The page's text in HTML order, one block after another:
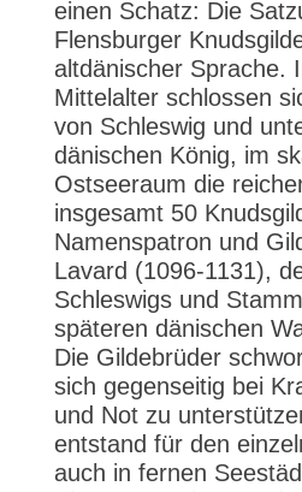
einen Schatz: Die
Flensburger
altdänischer Sprache.
Mittelalter schlossen
von Schleswig und
dänischen König, im
Ostseeraum die
insgesamt 50
Namenspatron und
Lavard (1096-1131),
Schleswigs und
späteren dänischen
Die Gildebrüder
sich gegenseitig bei
und Not zu
entstand für den
auch in fernen